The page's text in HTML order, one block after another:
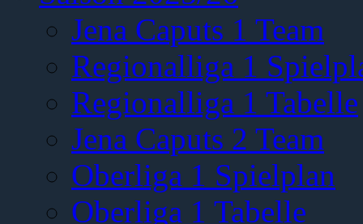
Jena Caputs 1 Team
Regionalliga 1
Regionalliga 1 Tabelle
Jena Caputs 2 Team
Oberliga 1 Spielplan
Oberliga 1 Tabelle